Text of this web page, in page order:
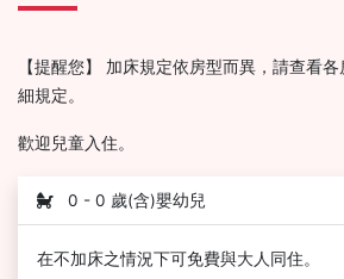
【提醒您】 加床規定依房型而異，請查看
細規定。
歡迎兒童入住。
0 - 0 歲(含)嬰幼兒
在不加床之情況下可免費與大人同住。